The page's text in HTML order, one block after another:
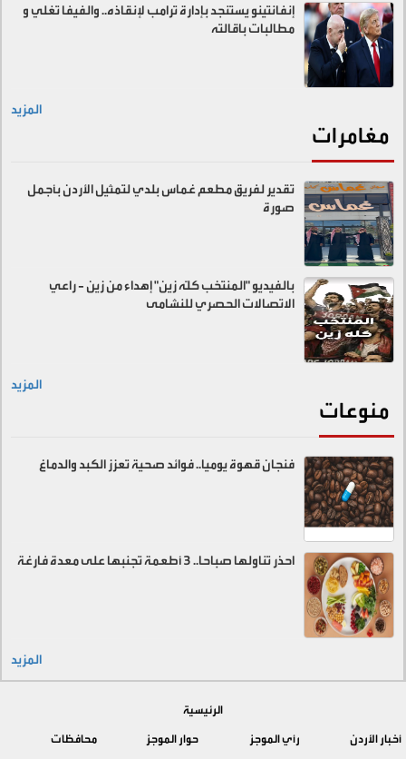
إنفانتينو يستنجد بإدارة ترامب لإنقاذه.. والفيفا تغلي و
مطالبات باقالته
المزيد
مغامرات
تقدير لفريق مطعم غماس بلدي لتمثيل الأردن بأجمل
صورة
بالفيديو "المنتخب كلّه زين" إهداء من زين - راعي
الاتصالات الحصري للنشامى
المزيد
منوعات
فنجان قهوة يوميا.. فوائد صحية تعزز الكبد والدماغ
احذر تناولها صباحا.. 3 أطعمة تجنبها على معدة فارغة
المزيد
الرئيسية
أخبار الأردن
رأي الموجز حوار الموجز محافظات